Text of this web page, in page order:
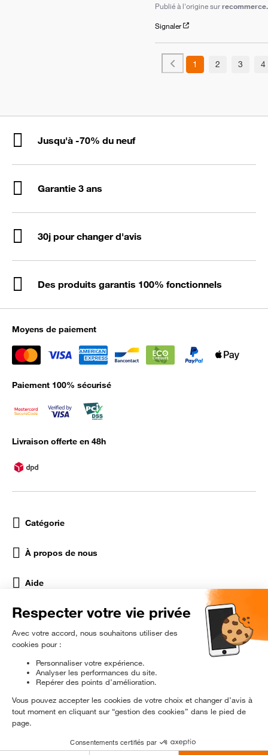
Être prévenu en exclusivité
Publié à l'origine sur
Signaler
1 2 3 4
Jusqu'à -70% du neuf
Garantie 3 ans
30j pour changer d'avis
Des produits garantis 100% fonctionnels
Moyens de paiement
Paiement 100% sécurisé
Livraison offerte en 48h
Catégorie
À propos de nous
Aide
Réseaux Sociaux
rɘconditionné